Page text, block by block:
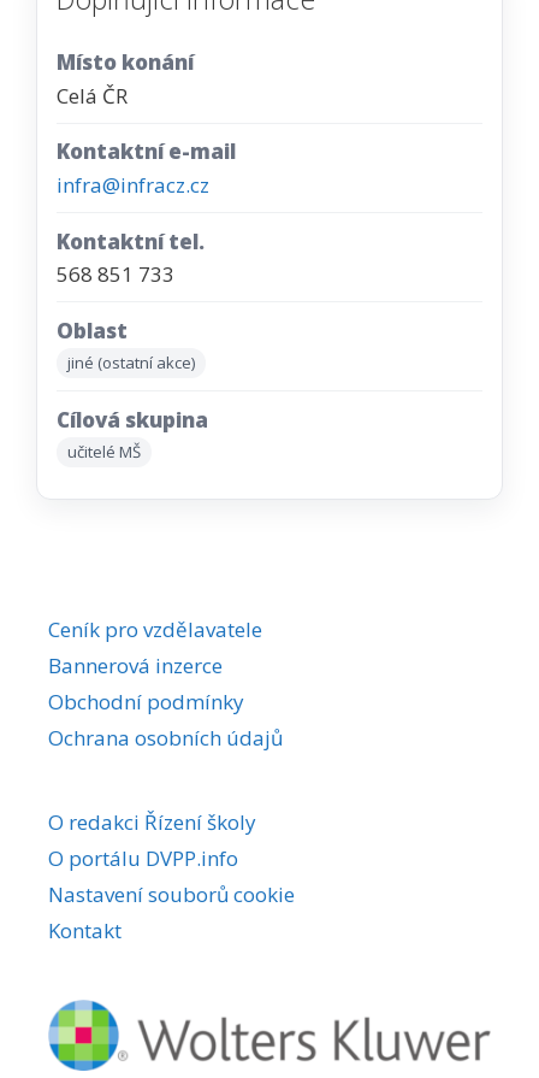
Místo konání
Celá ČR
Kontaktní e-mail
infra@infracz.cz
Kontaktní tel.
568 851 733
Oblast
jiné (ostatní akce)
Cílová skupina
učitelé MŠ
Ceník pro vzdělavatele
Bannerová inzerce
Obchodní podmínky
Ochrana osobních údajů
O redakci Řízení školy
O portálu DVPP.info
Nastavení souborů cookie
Kontakt